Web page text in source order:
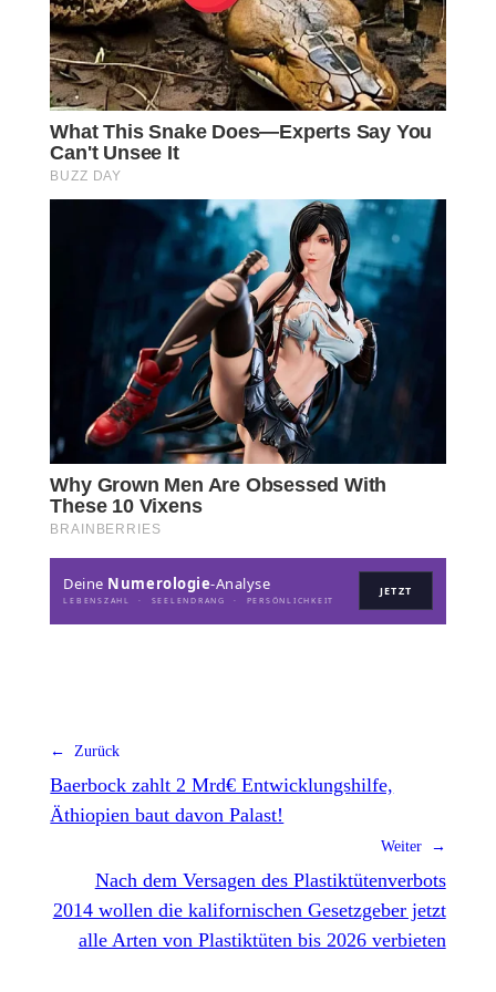
Deine Numerologie-Analyse
LEBENSZAHL · SEELENDRANG · PERSÖNLICHKEIT
JETZT
← Zurück
Baerbock zahlt 2 Mrd€ Entwicklungshilfe,
Äthiopien baut davon Palast!
Weiter →
Nach dem Versagen des Plastiktütenverbots
2014 wollen die kalifornischen Gesetzgeber jetzt
alle Arten von Plastiktüten bis 2026 verbieten